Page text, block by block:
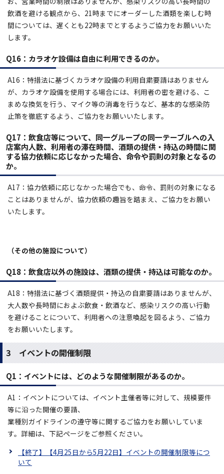
飲酒を避ける観点から、21時までにオーダーした酒類を楽しむ時
間については、遅くとも22時までとするようご協力をお願いいた
します。
Q16：カラオケ設備は自由に利用できるのか。
A16：特措法に基づくカラオケ設備の利用自粛要請はありません
が、カラオケ設備を使用する場合には、利⽤者の密を避ける、こ
まめな換気を行う、マイク等の消毒を行うなど、基本的な感染防
止策を徹底するよう、ご協力をお願いいたします。
Q17：飲食店等について、 同一グループの同一テーブルへの入
店案内人数、利用者の滞在時間、酒類の提供・持込の時間に関
する協力依頼に応じなかった場合、命令や罰則の対象となるの
か。
A17：協力依頼に応じなかった場合でも、命令、罰則の対象になる
ことはありませんが、協力依頼の趣旨を踏まえ、ご協力をお願い
いたします。
（その他の施設について）
Q18：飲食店以外の施設は、酒類の提供・持込は可能なのか。
A18：特措法に基づく酒類提供・持込の自粛要請はありませんが、
大人数や長時間におよぶ飲食・飲酒など、感染リスクの高い行動
を避けることについて、利用者への注意喚起を図るよう、ご協力
をお願いいたします。
3 イベントの開催制限
Q1：イベントには、どのような開催制限があるのか。
A1：イベントについては、イベント主催者等に対して、規模要件
等に沿った開催の要請、
業種別ガイドラインの遵守等に関するご協力をお願いしていま
す。詳細は、下記ページをご参照ください。
【終了】【4月25日から5月22日】イベントの開催制限等につ
いて